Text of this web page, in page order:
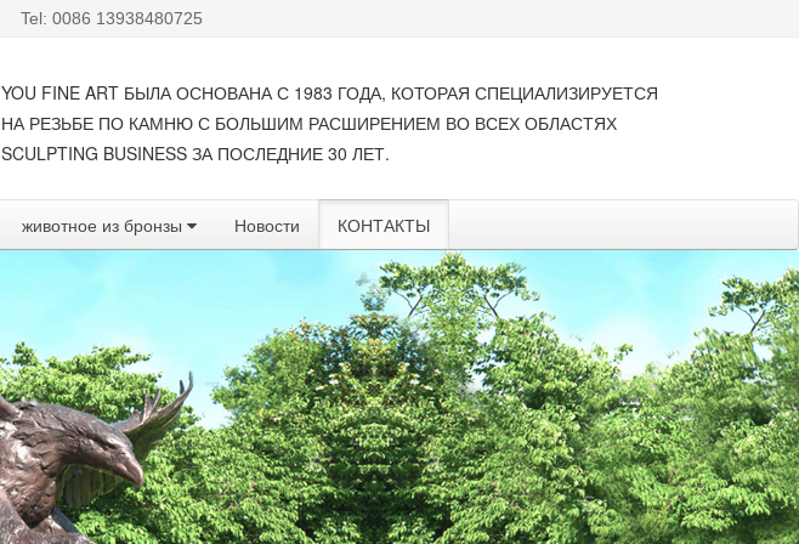
Tel: 0086 13938480725
YOU FINE ART БЫЛА ОСНОВАНА С 1983 ГОДА, КОТОРАЯ СПЕЦИАЛИЗИРУЕТСЯ
НА РЕЗЬБЕ ПО КАМНЮ С БОЛЬШИМ РАСШИРЕНИЕМ ВО ВСЕХ ОБЛАСТЯХ
SCULPTING BUSINESS ЗА ПОСЛЕДНИЕ 30 ЛЕТ.
животное из бронзы Новости КОНТАКТЫ